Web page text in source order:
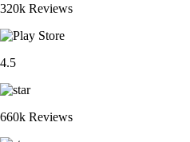
320k Reviews
4.5
660k Reviews